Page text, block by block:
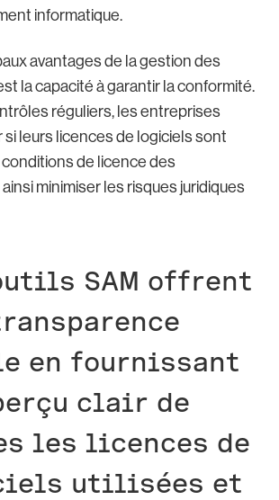
informatique.
avantages de la gestion des
la capacité à garantir la conformité.
réguliers, les entreprises
si leurs licences de logiciels sont
de licence des
minimiser les risques juridiques
SAM offrent
en fournissant
clair de
les licences de
utilisées et